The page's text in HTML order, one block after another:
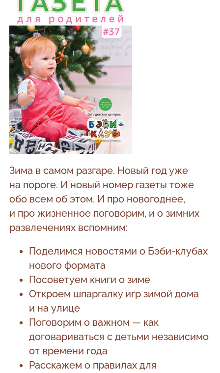
Зима в самом разгаре. Новый год уже
на пороге. И новый номер газеты тоже
обо всем об этом. И про новогоднее,
и про жизненное поговорим, и о зимних
развлечениях вспомним:
Поделимся новостями о Бэби-клубах
нового формата
Посоветуем книги о зиме
Откроем шпаргалку игр зимой дома
и на улице
Поговорим о важном — как
договариваться с детьми независимо
от времени года
Расскажем о правилах для